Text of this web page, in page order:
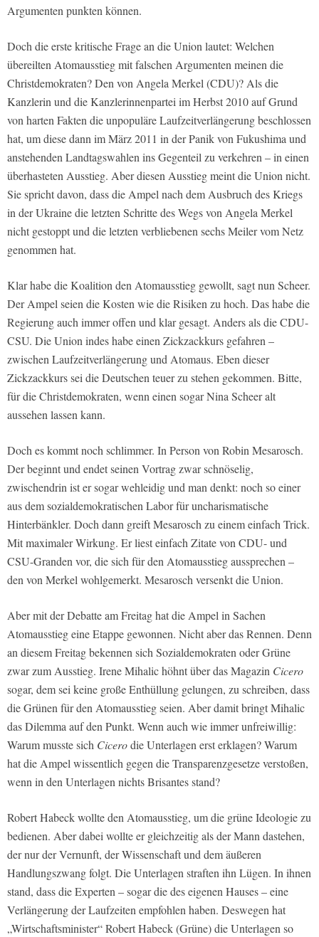
Argumenten punkten können.
Doch die erste kritische Frage an die Union lautet: Welchen
übereilten Atomausstieg mit falschen Argumenten meinen die
Christdemokraten? Den von Angela Merkel (CDU)? Als die
Kanzlerin und die Kanzlerinnenpartei im Herbst 2010 auf Grund
von harten Fakten die unpopuläre Laufzeitverlängerung beschlossen
hat, um diese dann im März 2011 in der Panik von Fukushima und
anstehenden Landtagswahlen ins Gegenteil zu verkehren – in einen
überhasteten Ausstieg. Aber diesen Ausstieg meint die Union nicht.
Sie spricht davon, dass die Ampel nach dem Ausbruch des Kriegs
in der Ukraine die letzten Schritte des Wegs von Angela Merkel
nicht gestoppt und die letzten verbliebenen sechs Meiler vom Netz
genommen hat.
Klar habe die Koalition den Atomausstieg gewollt, sagt nun Scheer.
Der Ampel seien die Kosten wie die Risiken zu hoch. Das habe die
Regierung auch immer offen und klar gesagt. Anders als die CDU-
CSU. Die Union indes habe einen Zickzackkurs gefahren –
zwischen Laufzeitverlängerung und Atomaus. Eben dieser
Zickzackkurs sei die Deutschen teuer zu stehen gekommen. Bitte,
für die Christdemokraten, wenn einen sogar Nina Scheer alt
aussehen lassen kann.
Doch es kommt noch schlimmer. In Person von Robin Mesarosch.
Der beginnt und endet seinen Vortrag zwar schnöselig,
zwischendrin ist er sogar wehleidig und man denkt: noch so einer
aus dem sozialdemokratischen Labor für uncharismatische
Hinterbänkler. Doch dann greift Mesarosch zu einem einfach Trick.
Mit maximaler Wirkung. Er liest einfach Zitate von CDU- und
CSU-Granden vor, die sich für den Atomausstieg aussprechen –
den von Merkel wohlgemerkt. Mesarosch versenkt die Union.
Aber mit der Debatte am Freitag hat die Ampel in Sachen
Atomausstieg eine Etappe gewonnen. Nicht aber das Rennen. Denn
an diesem Freitag bekennen sich Sozialdemokraten oder Grüne
zwar zum Ausstieg. Irene Mihalic höhnt über das Magazin Cicero
sogar, dem sei keine große Enthüllung gelungen, zu schreiben, dass
die Grünen für den Atomausstieg seien. Aber damit bringt Mihalic
das Dilemma auf den Punkt. Wenn auch wie immer unfreiwillig:
Warum musste sich Cicerodie Unterlagen erst erklagen? Warum
hat die Ampel wissentlich gegen die Transparenzgesetze verstoßen,
wenn in den Unterlagen nichts Brisantes stand?
Robert Habeck wollte den Atomausstieg, um die grüne Ideologie zu
bedienen. Aber dabei wollte er gleichzeitig als der Mann dastehen,
der nur der Vernunft, der Wissenschaft und dem äußeren
Handlungszwang folgt. Die Unterlagen straften ihn Lügen. In ihnen
stand, dass die Experten – sogar die des eigenen Hauses – eine
Verlängerung der Laufzeiten empfohlen haben. Deswegen hat
„Wirtschaftsminister“ Robert Habeck (Grüne) die Unterlagen so